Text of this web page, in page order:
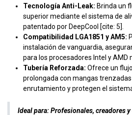
Tecnología Anti-Leak: Brinda un
superior mediante el sistema de
patentado por DeepCool [cite: 5].
Compatibilidad LGA1851 y AM5:
instalación de vanguardia,
para los procesadores Intel y AMD
Tubería Reforzada: Ofrece un
prolongada con mangas
enrutamiento y protegen el
Ideal para:Profesionales, creadores